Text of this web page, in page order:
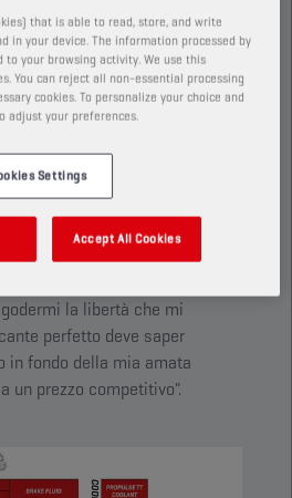
il massimo per le loro
il ciclo di vita. Aiuta a
prendendosi cura del mezzo
lungo periodo.
TT
un modo per evadere dalla
la libertà che mi
perfetto deve saper
in fondo della mia amata
un prezzo competitivo".
that is able to read, store, and write
in your device. The information processed by
your browsing activity. We use this
You can reject all non-essential processing
cookies. To personalize your choice and
adjust your preferences.
Settings
Accept All Cookies